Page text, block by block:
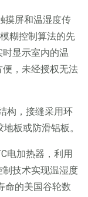
摸屏和温湿度传
糊控制算法的先
显示室内的温
，未经授权无法
构，接缝采用环
板或防滑铝板。
电加热器，利用
技术实现温湿度
命的美国谷轮数